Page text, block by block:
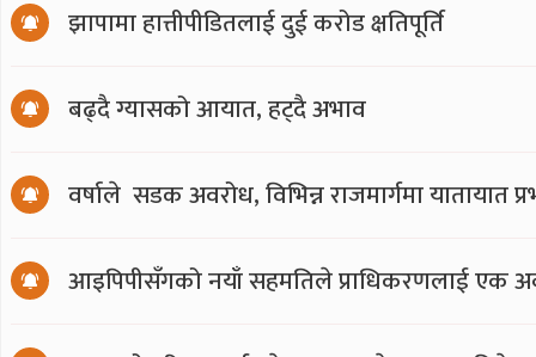
झापामा हात्तीपीडितलाई दुई करोड क्षतिपूर्ति
बढ्दै ग्यासको आयात, हट्दै अभाव
वर्षाले सडक अवरोध, विभिन्न राजमार्गमा यातायात
आइपिपीसँगको नयाँ सहमतिले प्राधिकरणलाई एक